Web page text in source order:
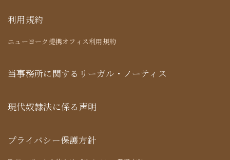
利用規約
ニューヨーク提携オフィス利用規約
当事務所に関するリーガル・ノーティス
現代奴隷法に係る声明
プライバシー保護方針